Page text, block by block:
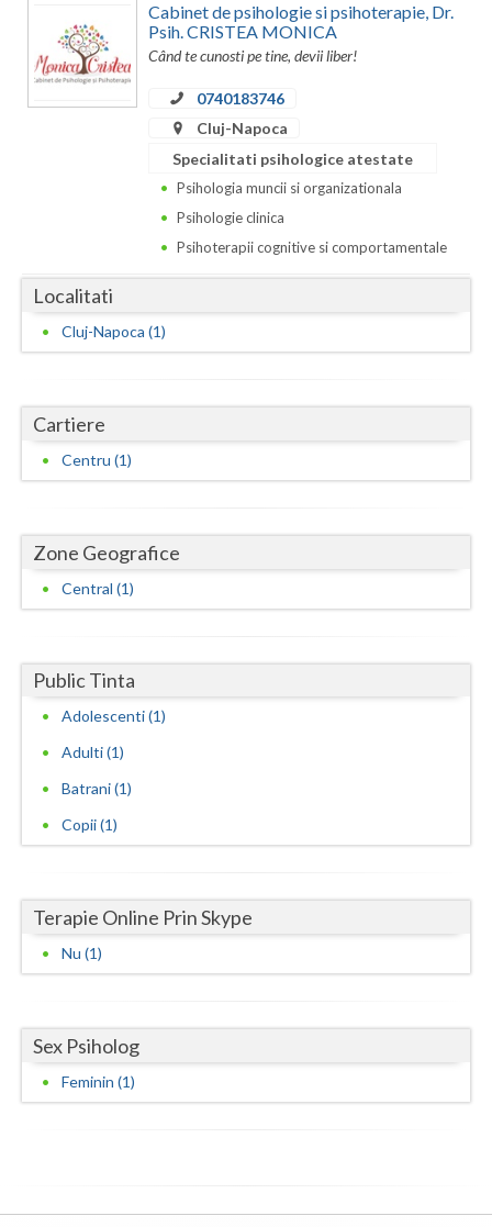
Cluj
Galati
Giurgiu
Harghita
Hunedoara
Iasi
Ilfov
Mehedinti
Mures
Neamt
Prahova
Satu-Mare
Sibiu
Teleorman
Cabinet de psihologie si psihoterapie, Dr.
Psih. CRISTEA MONICA
Când te cunosti pe tine, devii liber!
0740183746
Cluj-Napoca
Specialitati psihologice atestate
Psihologia muncii si organizationala
Psihologie clinica
Psihoterapii cognitive si comportamentale
Localitati
Cluj-Napoca (1)
Cartiere
Centru (1)
Zone Geografice
Central (1)
Public Tinta
Adolescenti (1)
Adulti (1)
Batrani (1)
Copii (1)
Terapie Online Prin Skype
Nu (1)
Sex Psiholog
Feminin (1)